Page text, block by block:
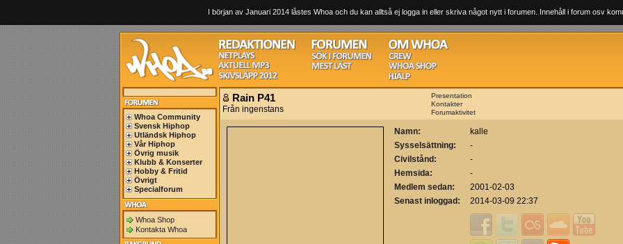
I början av Januari 2014 låstes Whoa och du kan alltså ej logga in eller skriva något nytt i forumen. Innehåll i forum osv
Whoa Community
Svensk Hiphop
Utländsk Hiphop
Vår Hiphop
Övrig musik
Klubb & Konserter
Hobby & Fritid
Övrigt
Specialforum
Whoa Shop
Kontakta Whoa
Rain P41
Från ingenstans
Presentation
Kontakter
Forumaktivitet
Namn:
kalle
Sysselsättning:
-
Civilstånd:
-
Hemsida:
-
Medlem sedan:
2001-02-03
Senast inloggad:
2014-03-09 22:37